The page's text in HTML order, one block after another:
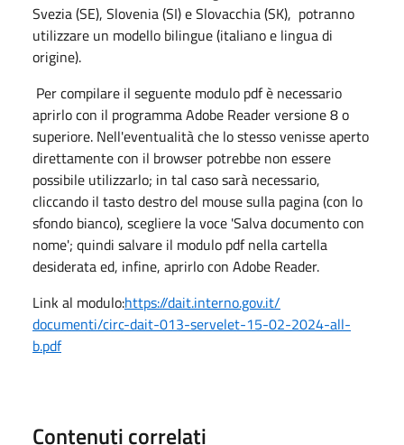
Svezia (SE), Slovenia (SI) e Slovacchia (SK), potranno
utilizzare un modello bilingue (italiano e lingua di
origine).
Per compilare il seguente modulo pdf è necessario
aprirlo con il programma Adobe Reader versione 8 o
superiore. Nell'eventualità che lo stesso venisse aperto
direttamente con il browser potrebbe non essere
possibile utilizzarlo; in tal caso sarà necessario,
cliccando il tasto destro del mouse sulla pagina (con lo
sfondo bianco), scegliere la voce 'Salva documento con
nome'; quindi salvare il modulo pdf nella cartella
desiderata ed, infine, aprirlo con Adobe Reader.
Link al modulo:https://dait.interno.gov.it/
documenti/circ-dait-013-servelet-15-02-2024-all-
b.pdf
Contenuti correlati